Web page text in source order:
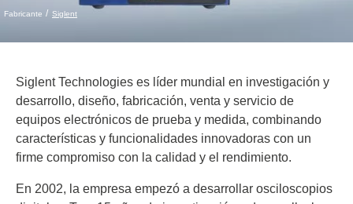
Fabricante Siglent
Siglent Technologies es líder mundial en investigación y
desarrollo, diseño, fabricación, venta y servicio de
equipos electrónicos de prueba y medida, combinando
características y funcionalidades innovadoras con un
firme compromiso con la calidad y el rendimiento.
En 2002, la empresa empezó a desarrollar osciloscopios